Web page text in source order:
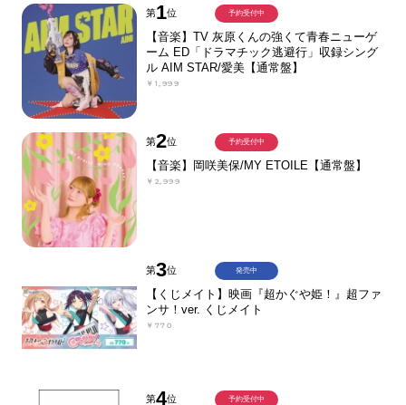
第1位
【音楽】TV 灰原くんの強くて青春ニューゲ
ーム ED「ドラマチック逃避行」収録シング
ル AIM STAR/愛美【通常盤】
￥1,999
予約受付中
第2位
【音楽】岡咲美保/MY ETOILE【通常盤】
￥2,999
予約受付中
第3位
【くじメイト】映画『超かぐや姫！』超ファ
ンサ！ver. くじメイト
￥770
発売中
第4位 予約受付中